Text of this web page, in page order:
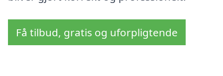
Få tilbud, gratis og uforpligtende